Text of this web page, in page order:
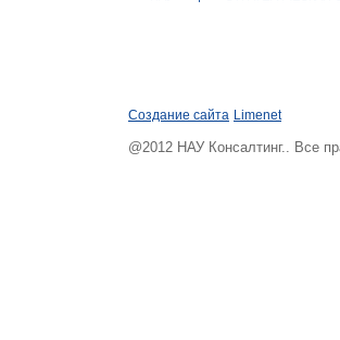
Создание сайта Limenet
@2012 НАУ Консалтинг.. Все